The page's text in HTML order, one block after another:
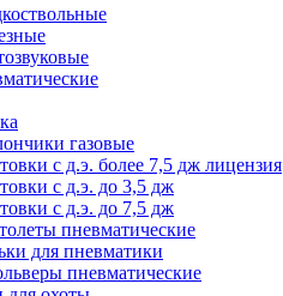
газовые
с д.э. более 7,5 дж лицензия
с д.э. до 3,5 дж
с д.э. до 7,5 дж
пневматические
для пневматики
пневматические